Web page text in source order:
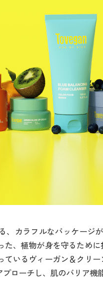
、カラフルなパッケー
、植物が身を守るため
いるヴィーガン＆クリ
ローチし、肌のバリア機